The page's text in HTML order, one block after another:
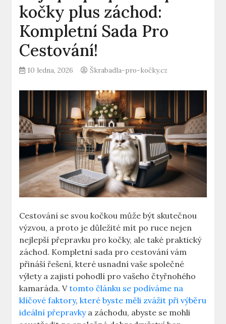
kočky plus záchod:
Kompletní Sada Pro
Cestování!
10 ledna, 2026 Škrabadla-pro-kočky.cz
Cestování se svou kočkou může být skutečnou
výzvou, a proto je důležité mít po ruce nejen
nejlepší přepravku pro kočky, ale také praktický
záchod. Kompletní sada pro cestování vám
přináší řešení, které usnadní vaše společné
výlety a zajistí pohodlí pro vašeho čtyřnohého
kamaráda. Vtomto článku se podíváme na
klíčové faktory,které byste měli zvážit při výběru
ideální přepravkya záchodu, abyste se mohli